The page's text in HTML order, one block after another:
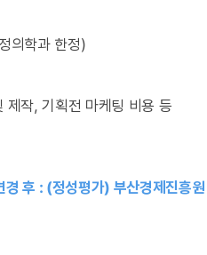
의학과 한정)
제작, 기획전 마케팅 비용 등
후 : (정성평가) 부산경제진